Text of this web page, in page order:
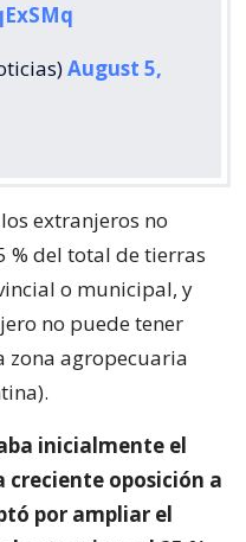
August 5,
extranjeros no
% del total de tierras
o municipal, y
no puede tener
zona agropecuaria
inicialmente el
creciente oposición a
por ampliar el